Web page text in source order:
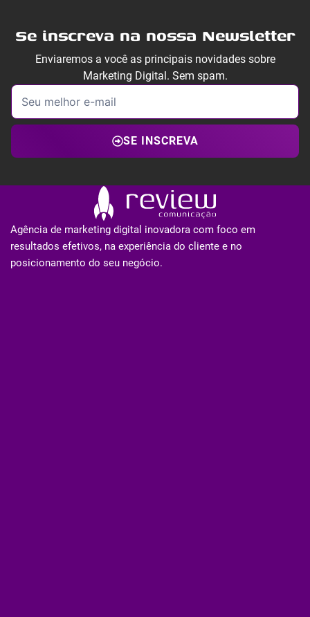
Se inscreva na nossa Newsletter
Enviaremos a você as principais novidades sobre
Marketing Digital. Sem spam.
SE INSCREVA
Agência de marketing digital inovadora com foco em
resultados efetivos, na experiência do cliente e no
posicionamento do seu negócio.